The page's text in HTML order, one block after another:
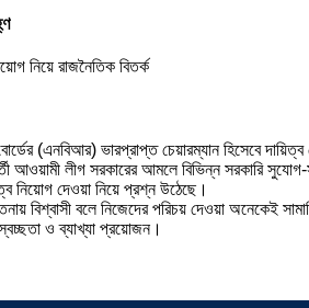
(এনবিআর) ভারপ্রাপ্ত চেয়ারম্যান হিসেবে
আওয়ামী লীগ সরকারের আমলে বিভিন্ন সরকারি
নিয়োগ দেওয়া নিয়ে প্রশ্ন উঠেছে।
বিশ্বাসী বলে নিজেদের পরিচয় দেওয়া অনেকেই
ও ব্যাখ্যা প্রয়োজন।